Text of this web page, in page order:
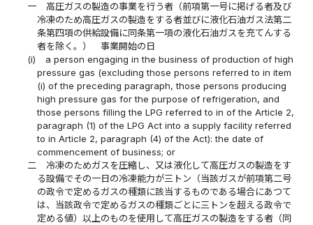
一
高圧ガスの製造の事業を行う者（前項第一号に掲げる者及び
冷凍のため高圧ガスの製造をする者並びに液化石油ガス法第二
条第四項の供給設備に同条第一項の液化石油ガスを充てんする
者を除く。） 事業開始の日
(i)
a person engaging in the business of production of high
pressure gas (excluding those persons referred to in item
(i) of the preceding paragraph, those persons producing
high pressure gas for the purpose of refrigeration, and
those persons filling the LPG referred to in of the Article 2,
paragraph (1) of the LPG Act into a supply facility referred
to in Article 2, paragraph (4) of the Act): the date of
commencement of business; or
二
冷凍のためガスを圧縮し、又は液化して高圧ガスの製造をす
る設備でその一日の冷凍能力が三トン（当該ガスが前項第二号
の政令で定めるガスの種類に該当するものである場合にあつて
は、当該政令で定めるガスの種類ごとに三トンを超える政令で
定める値）以上のものを使用して高圧ガスの製造をする者（同